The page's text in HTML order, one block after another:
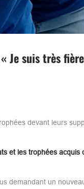
Je suis très
devant leurs
et les trophées acquis
demandant un